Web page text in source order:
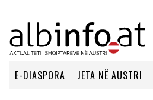
E-DIASPORA JETA NË AUSTRI